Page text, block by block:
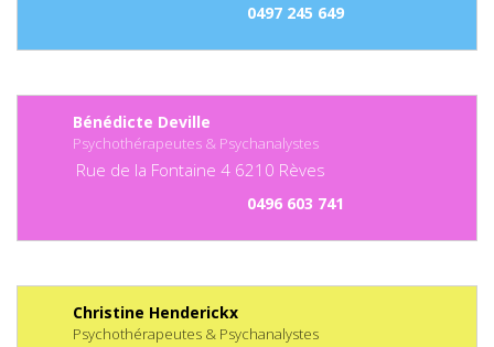
0497 245 649
Bénédicte Deville
Psychothérapeutes & Psychanalystes
Rue de la Fontaine 4 6210 Rèves
0496 603 741
Christine Henderickx
Psychothérapeutes & Psychanalystes